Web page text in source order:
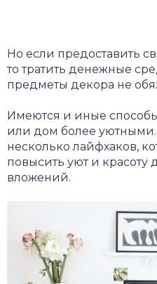
Но если предоставить
то тратить денежные
предметы декора не
Имеются и иные
или дом более уютными.
несколько лайфхаков,
повысить уют и красоту
вложений.